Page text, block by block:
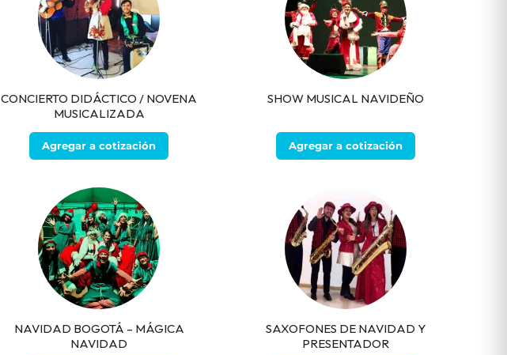
CONCIERTO DIDÁCTICO / NOVENA
MUSICALIZADA
Agregar a cotización
SHOW MUSICAL NAVIDEÑO
Agregar a cotización
NAVIDAD BOGOTÁ – MÁGICA
NAVIDAD
SAXOFONES DE NAVIDAD Y
PRESENTADOR